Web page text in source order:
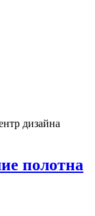
дизайна
полотна